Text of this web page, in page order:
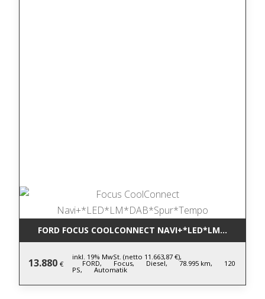
FORD FOCUS COOLCONNECT
13.880 €
inkl. 19% MwSt. (netto 11.663,87 €),
FORD, Focus, Diesel, 78.995 km, 120
PS, Automatik